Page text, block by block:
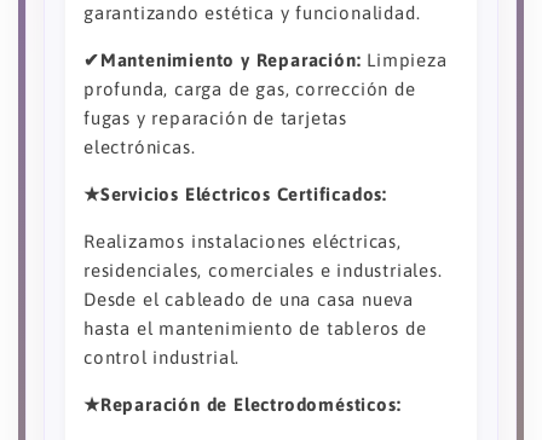
garantizando estética y funcionalidad.
✔Mantenimiento y Reparación: Limpieza
profunda, carga de gas, corrección de
fugas y reparación de tarjetas
electrónicas.
★Servicios Eléctricos Certificados:
Realizamos instalaciones eléctricas,
residenciales, comerciales e industriales.
Desde el cableado de una casa nueva
hasta el mantenimiento de tableros de
control industrial.
★Reparación de Electrodomésticos: